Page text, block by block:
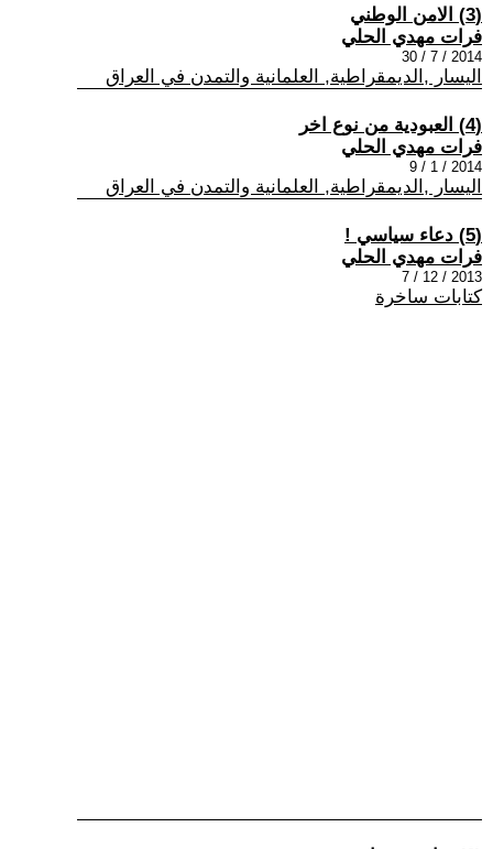
(3) الامن الوطني
فرات مهدي الحلي
2014 / 7 / 30
اليسار ,الديمقراطية, العلمانية والتمدن في العراق
(4) العبودية من نوع اخر
فرات مهدي الحلي
2014 / 1 / 9
اليسار ,الديمقراطية, العلمانية والتمدن في العراق
(5) دعاء سياسي !
فرات مهدي الحلي
2013 / 12 / 7
كتابات ساخرة